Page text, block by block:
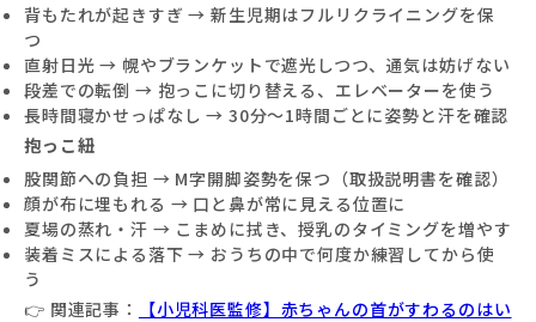
背もたれが起きすぎ → 新生児期はフルリクライニングを保
つ
直射日光 → 幌やブランケットで遮光しつつ、通気は妨げない
段差での転倒 → 抱っこに切り替える、エレベーターを使う
長時間寝かせっぱなし → 30分〜1時間ごとに姿勢と汗を確認
抱っこ紐
股関節への負担 → M字開脚姿勢を保つ（取扱説明書を確認）
顔が布に埋もれる → 口と鼻が常に見える位置に
夏場の蒸れ・汗 → こまめに拭き、授乳のタイミングを増やす
装着ミスによる落下 → おうちの中で何度か練習してから使
う
👉 関連記事：
【小児科医監修】赤ちゃんの首がすわるのはい